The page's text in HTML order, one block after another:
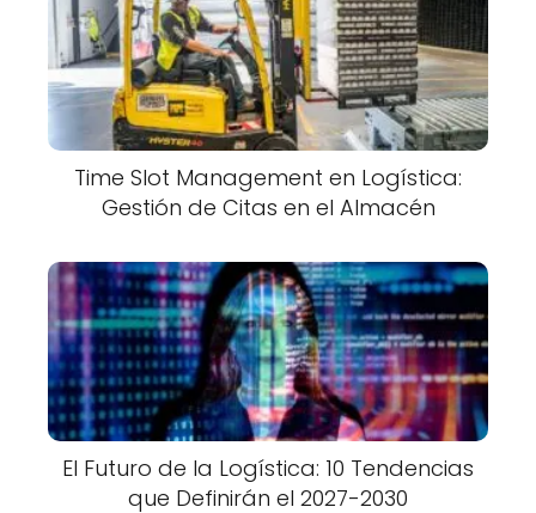
Time Slot Management en Logística:
Gestión de Citas en el Almacén
El Futuro de la Logística: 10 Tendencias
que Definirán el 2027-2030